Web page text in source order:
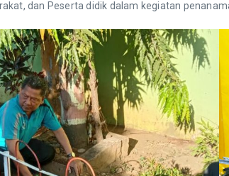
dan Peserta didik dalam kegiatan